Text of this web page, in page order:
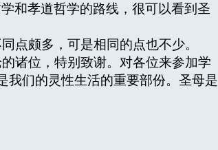
和孝道哲学的路线，很可以看到圣
点颇多，可是相同的点也不少。
诸位，特别致谢。对各位来参加学
我们的灵性生活的重要部份。圣母是